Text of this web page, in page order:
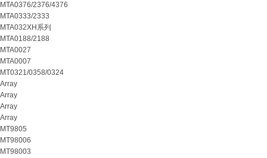
MTA0376/2376/4376
MTA0333/2333
MTA032XH系列
MTA0188/2188
MTA0027
MTA0007
MT0321/0358/0324
Array
Array
Array
Array
MT9805
MT98006
MT98003